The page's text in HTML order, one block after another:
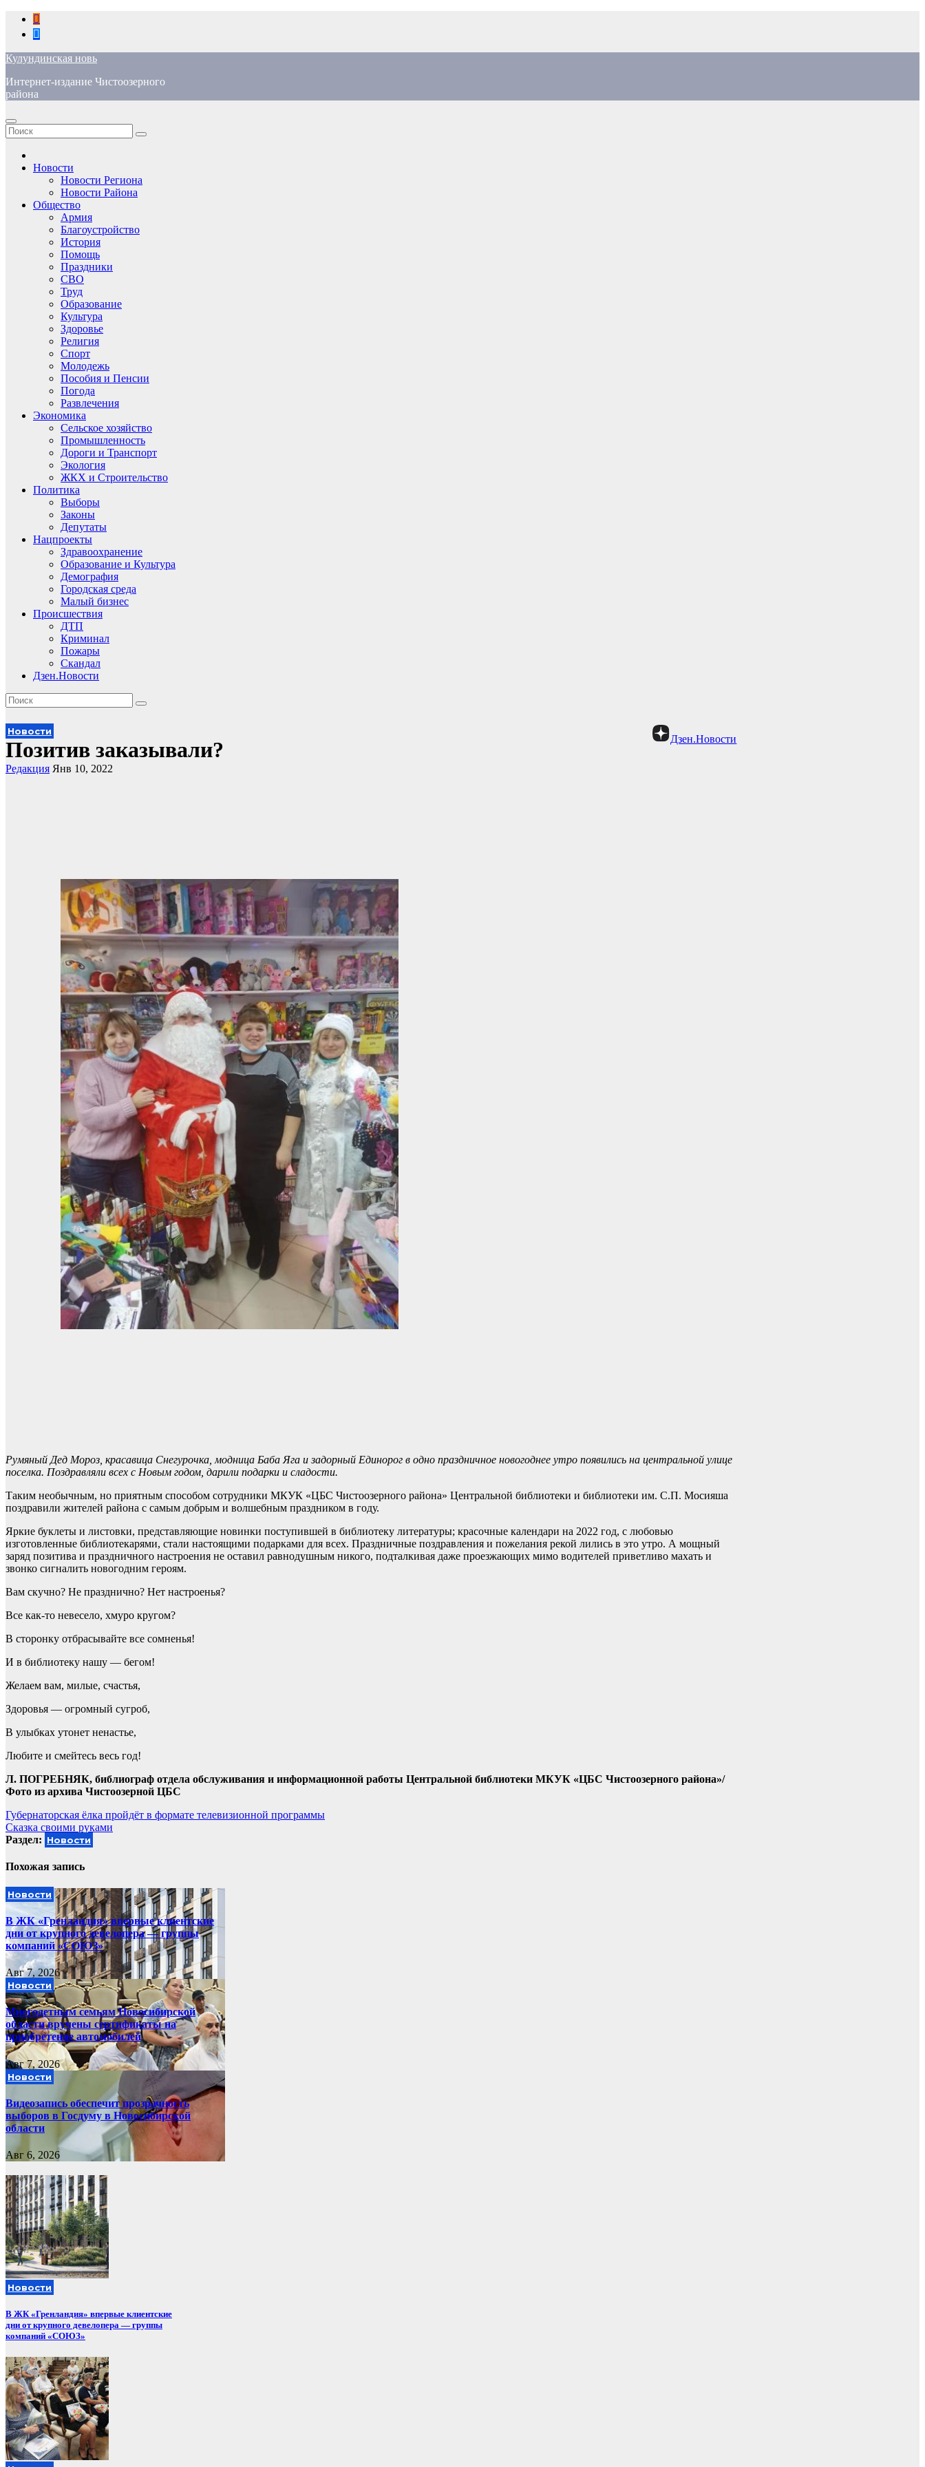
Перейти
содержимому
Кулундинская новь
Интернет-издание Чистоозерного
района
Новости
Новости Региона
Новости Района
Общество
Армия
Благоустройство
История
Помощь
Праздники
СВО
Труд
Образование
Культура
Здоровье
Религия
Спорт
Молодежь
Пособия и Пенсии
Погода
Развлечения
Экономика
Сельское хозяйство
Промышленность
Дороги и Транспорт
Экология
ЖКХ и Строительство
Политика
Выборы
Законы
Депутаты
Нацпроекты
Здравоохранение
Образование и Культура
Демография
Городская среда
Малый бизнес
Происшествия
ДТП
Криминал
Пожары
Скандал
Дзен.Новости
Дзен.Новости
Новости
Позитив заказывали?
Редакция Янв 10, 2022
Румяный Дед Мороз, красавица Снегурочка, модница Баба Яга и задорный Единорог в одно праздничное новогоднее утро появились на центральной улице
поселка. Поздравляли всех с Новым годом, дарили подарки и сладости.
Таким необычным, но приятным способом сотрудники МКУК «ЦБС Чистоозерного района» Центральной библиотеки и библиотеки им. С.П. Мосияша
поздравили жителей района с самым добрым и волшебным праздником в году.
Яркие буклеты и листовки, представляющие новинки поступившей в библиотеку литературы; красочные календари на 2022 год, с любовью
изготовленные библиотекарями, стали настоящими подарками для всех. Праздничные поздравления и пожелания рекой лились в это утро. А мощный
заряд позитива и праздничного настроения не оставил равнодушным никого, подталкивая даже проезжающих мимо водителей приветливо махать и
звонко сигналить новогодним героям.
Вам скучно? Не празднично? Нет настроенья?
Все как-то невесело, хмуро кругом?
В сторонку отбрасывайте все сомненья!
И в библиотеку нашу — бегом!
Желаем вам, милые, счастья,
Здоровья — огромный сугроб,
В улыбках утонет ненастье,
Любите и смейтесь весь год!
Л. ПОГРЕБНЯК, библиограф отдела обслуживания и информационной работы Центральной библиотеки МКУК «ЦБС Чистоозерного района»/
Фото из архива Чистоозерной ЦБС
Навигация
по
Губернаторская ёлка пройдёт в формате телевизионной программы
Сказка своими руками
Раздел: Новости
Похожая запись
Новости
В ЖК «Гренландия» впервые клиентские
дни от крупного девелопера — группы
компаний «СОЮЗ»
Авг 7, 2026
Новости
Многодетным семьям Новосибирской
области вручены сертификаты на
приобретение автомобилей
Авг 7, 2026
Новости
Видеозапись обеспечит прозрачность
выборов в Госдуму в Новосибирской
области
Авг 6, 2026
Новости
В ЖК «Гренландия» впервые клиентские
дни от крупного девелопера — группы
компаний «СОЮЗ»